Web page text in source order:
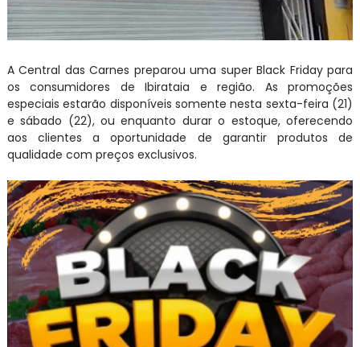
A Central das Carnes preparou uma super Black Friday para
os consumidores de Ibirataia e região. As promoções
especiais estarão disponíveis somente nesta sexta-feira (21)
e sábado (22), ou enquanto durar o estoque, oferecendo
aos clientes a oportunidade de garantir produtos de
qualidade com preços exclusivos.